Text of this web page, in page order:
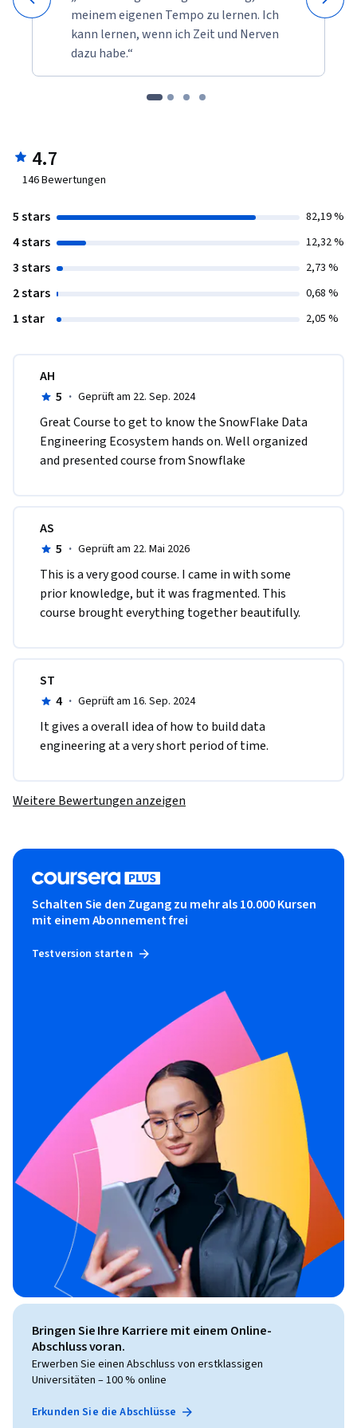
meinem eigenen Tempo zu lernen. Ich
kann lernen, wenn ich Zeit und Nerven
dazu habe.“
4.7
146Bewertungen
5 stars 82,19 %
4 stars 12,32 %
3 stars 2,73 %
2 stars 0,68 %
1 star 2,05 %
AH
5 · Geprüft am 22. Sep. 2024
Great Course to get to know the SnowFlake Data
Engineering Ecosystem hands on. Well organized
and presented course from Snowflake
AS
5 · Geprüft am 22. Mai 2026
This is a very good course. I came in with some
prior knowledge, but it was fragmented. This
course brought everything together beautifully.
ST
4 · Geprüft am 16. Sep. 2024
It gives a overall idea of how to build data
engineering at a very short period of time.
Weitere Bewertungen anzeigen
Schalten Sie den Zugang zu mehr als 10.000 Kursen
mit einem Abonnement frei
Testversion starten
Bringen Sie Ihre Karriere mit einem Online-
Abschluss voran.
Erwerben Sie einen Abschluss von erstklassigen
Universitäten – 100 % online
Erkunden Sie die Abschlüsse